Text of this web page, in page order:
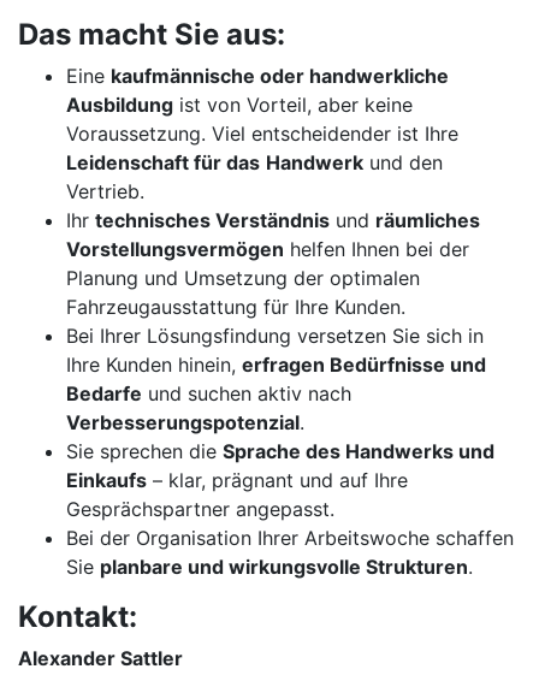
Das macht Sie aus:
Eine kaufmännische oder handwerkliche
Ausbildung ist von Vorteil, aber keine
Voraussetzung. Viel entscheidender ist Ihre
Leidenschaft für das Handwerk und den
Vertrieb.
Ihr technisches Verständnis und räumliches
Vorstellungsvermögen helfen Ihnen bei der
Planung und Umsetzung der optimalen
Fahrzeugausstattung für Ihre Kunden.
Bei Ihrer Lösungsfindung versetzen Sie sich in
Ihre Kunden hinein, erfragen Bedürfnisse und
Bedarfe und suchen aktiv nach
Verbesserungspotenzial.
Sie sprechen die Sprache des Handwerks und
Einkaufs – klar, prägnant und auf Ihre
Gesprächspartner angepasst.
Bei der Organisation Ihrer Arbeitswoche schaffen
Sie planbare und wirkungsvolle Strukturen.
Kontakt:
Alexander Sattler